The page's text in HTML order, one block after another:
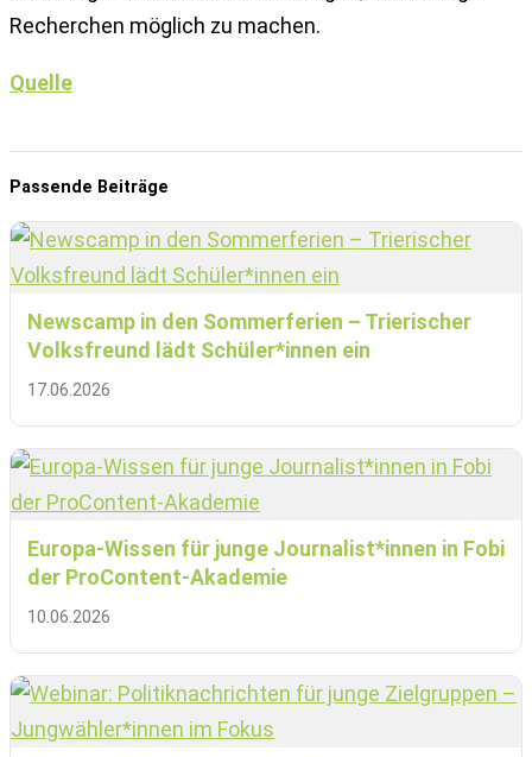
Recherchen möglich zu machen.
Quelle
Passende Beiträge
Newscamp in den Sommerferien – Trierischer
Volksfreund lädt Schüler*innen ein
17.06.2026
Europa-Wissen für junge Journalist*innen in Fobi
der ProContent-Akademie
10.06.2026